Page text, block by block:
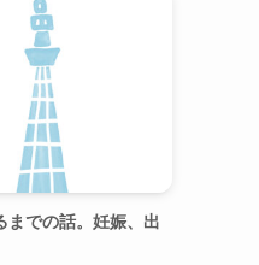
までの話。妊娠、出